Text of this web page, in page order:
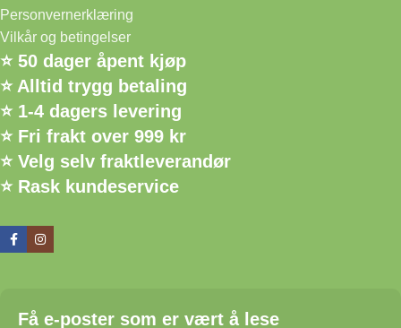
Personvernerklæring
Vilkår og betingelser
⭐ 50 dager åpent kjøp
⭐ Alltid trygg betaling
⭐ 1-4 dagers levering
⭐ Fri frakt over 999 kr
⭐ Velg selv fraktleverandør
⭐ Rask kundeservice
Få e-poster som er vært å lese